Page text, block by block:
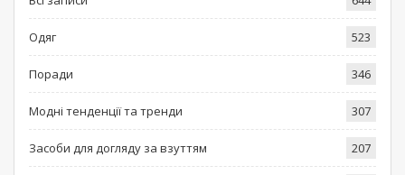
Одяг 523
Поради 346
Модні тенденції та тренди 307
Засоби для догляду за взуттям 207